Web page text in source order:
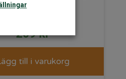
60×120 cm
209kr
till i varukorg